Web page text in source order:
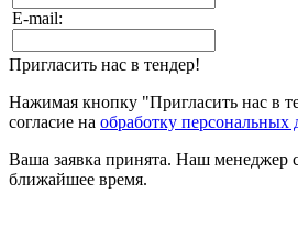
E-mail:
Пригласить нас в тендер!
Нажимая кнопку "Пригласить нас в
согласие на обработку персональных
Ваша заявка принята. Наш менеджер
ближайшее время.